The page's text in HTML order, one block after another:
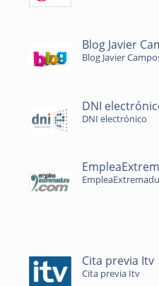
Blog Javier
Blog Javier
DNI
DNI electrónico
Cita previa Itv
Cita previa Itv